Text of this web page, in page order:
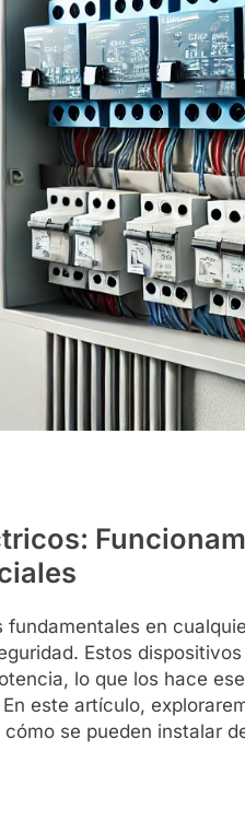
en
Estos
lo que los hace
este artículo,
se pueden instalar